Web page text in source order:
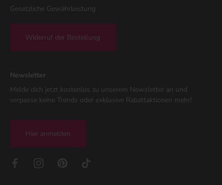
Gesetzliche Gewährleistung
Widerruf der Bestellung
Newsletter
Melde dich jetzt kostenlos zu unserem Newsletter an und
verpasse keine Trends oder exklusive Rabattaktionen mehr!
Hier anmelden